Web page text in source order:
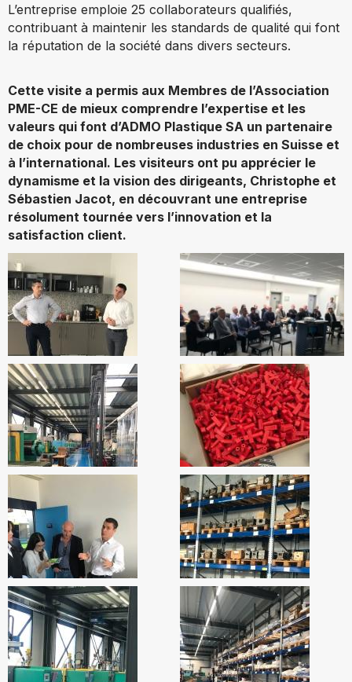
L’entreprise emploie 25 collaborateurs qualifiés,
contribuant à maintenir les standards de qualité qui font
la réputation de la société dans divers secteurs.
Cette visite a permis aux Membres de l’Association
PME-CE de mieux comprendre l’expertise et les
valeurs qui font d’ADMO Plastique SA un partenaire
de choix pour de nombreuses industries en Suisse et
à l’international. Les visiteurs ont pu apprécier le
dynamisme et la vision des dirigeants, Christophe et
Sébastien Jacot, en découvrant une entreprise
résolument tournée vers l’innovation et la
satisfaction client.